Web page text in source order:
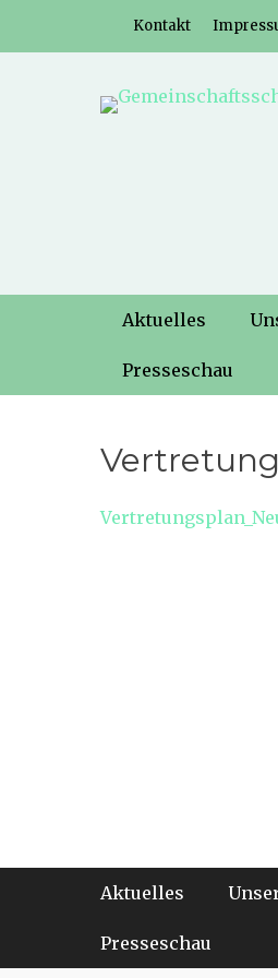
Header-
Weiter
Kontakt
Hauptmenü
Weiter
Inhalt
Aktuelles
Presseschau
Footer-Menü
Weiter
Inhalt
Aktuelles
Presseschau